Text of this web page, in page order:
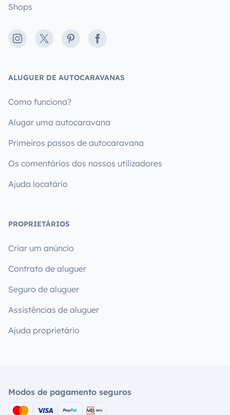
Shops
Instagram
X PinterestFacebook
ALUGUER DE AUTOCARAVANAS
Como funciona?
Alugar uma autocaravana
Primeiros passos de autocaravana
Os comentários dos nossos utilizadores
Ajuda locatário
PROPRIETÁRIOS
Criar um anúncio
Contrato de aluguer
Seguro de aluguer
Assistências de aluguer
Ajuda proprietário
Modos de pagamento seguros